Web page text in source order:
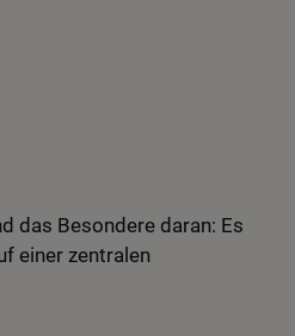
das Besondere daran: Es
einer zentralen